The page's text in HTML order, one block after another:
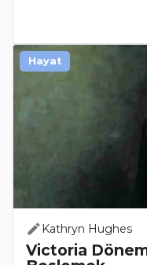
Kathryn Hughes
Victoria
Hayat